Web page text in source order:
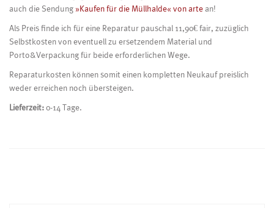
auch die Sendung »Kaufen für die Müllhalde« von arte an!
Als Preis finde ich für eine Reparatur pauschal 11,90€ fair, zuzüglich
Selbstkosten von eventuell zu ersetzendem Material und
Porto&Verpackung für beide erforderlichen Wege.
Reparaturkosten können somit einen kompletten Neukauf preislich
weder erreichen noch übersteigen.
Lieferzeit: 0-14 Tage.